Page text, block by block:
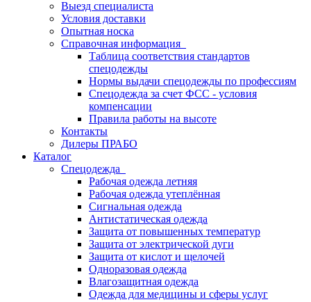
Выезд специалиста
Условия доставки
Опытная носка
Справочная информация
Таблица соответствия стандартов
спецодежды
Нормы выдачи спецодежды по профессиям
Спецодежда за счет ФСС - условия
компенсации
Правила работы на высоте
Контакты
Дилеры ПРАБО
Каталог
Спецодежда
Рабочая одежда летняя
Рабочая одежда утеплённая
Сигнальная одежда
Антистатическая одежда
Защита от повышенных температур
Защита от электрической дуги
Защита от кислот и щелочей
Одноразовая одежда
Влагозащитная одежда
Одежда для медицины и сферы услуг